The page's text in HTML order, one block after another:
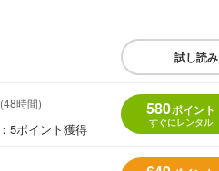
試し読み
(48時間)
：5ポイント獲得
580ポイント
すぐにレンタル